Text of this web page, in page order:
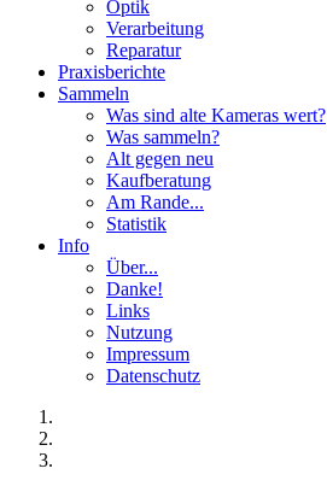
Optik
Verarbeitung
Reparatur
Praxisberichte
Sammeln
Was sind alte Kameras wert?
Was sammeln?
Alt gegen neu
Kaufberatung
Am Rande...
Statistik
Info
Über...
Danke!
Links
Nutzung
Impressum
Datenschutz